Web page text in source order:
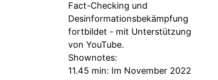
Fact-Checking und
Desinformationsbekämpfung
fortbildet - mit Unterstützung
von YouTube.
Shownotes:
11.45 min: Im November 2022